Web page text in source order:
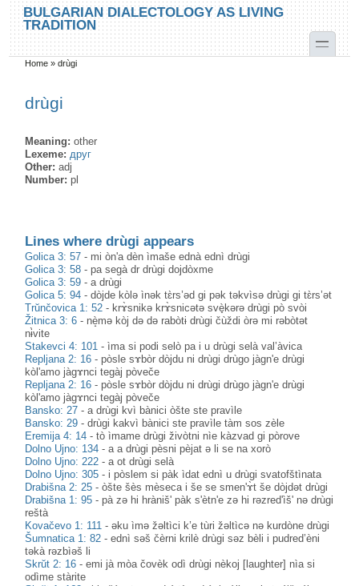
Skip to main content
Skip to search
BULGARIAN DIALECTOLOGY AS LIVING
TRADITION
toggle
You are here
Home »drùgi
drùgi
Meaning:other
Lexeme:друг
Other:adj
Number:pl
Lines where drùgi appears
Golica 3: 57 - mi òn'a dèn ìmaše ednà ednì drùgi
Golica 3: 58 -pa segà dr drùgi dojdòxme
Golica 3: 59 -a drùgi
Golica 5: 94 -dòjde kòlə ìnək tɛ̀rs’əd gi pək təkvìsə drùgi gi tɛ̀rs’ət
Trŭnčovica 1: 52 - krɤ̀snikə krɤ̀snicətə svè̟kərə drùgi pò svòi
Žitnica 3: 6 - nè̝mə kòj də də rabòtɨ drùgi čùždi òrə mi rəbòtət
nɨ̀vite
Stakevci 4: 101 -ìma si podi selò pa i u drùgi selà val’àvica
Repljana 2: 16 -pòsle sɤbòr dòjdu ni drùgi drùgo jàgn'e drùgi
kòl'amo jàgɤnci tegàj pòveče
Repljana 2: 16 -pòsle sɤbòr dòjdu ni drùgi drùgo jàgn'e drùgi
kòl'amo jàgɤnci tegàj pòveče
Bansko: 27 -a drùgi kvì bànici òšte ste pravìle
Bansko: 29 -drùgi kakvì bànici ste pravìle tàm sos zèle
Eremija 4: 14 -tò ìmame drùgi živòtni nìe kàzvad gi pòrove
Dolno Ujno: 134 -a a drùgi pèsni pèjat ə li se na xorò
Dolno Ujno: 222 -a ot drùgi selà
Dolno Ujno: 305 - i pòslem si pàk ìdat ednì u drùgi svatofštìnata
Drabišna 2: 25 -òšte šès mèseca i še se smen'ɤ̀t še dòjdət drùgi
Drabišna 1: 95 -pà zə hi hràniš' pàk s'ètn'e zə hi rəzred'ìš' nə drùgi
reštà
Kovačevo 1: 111 -əku ìmə žəltìci k’e tùri žəltìcə nə kurdòne drùgi
Šumnatica 1: 82 -ednì səš čèrni krilè drùgi səz bèli i pudred’èni
təkà rəzbìəš li
Skrŭt 2: 16 -emi jà mòa čovèk odì drùgi nèkoj [laughter] nìa si
odìme stàrite